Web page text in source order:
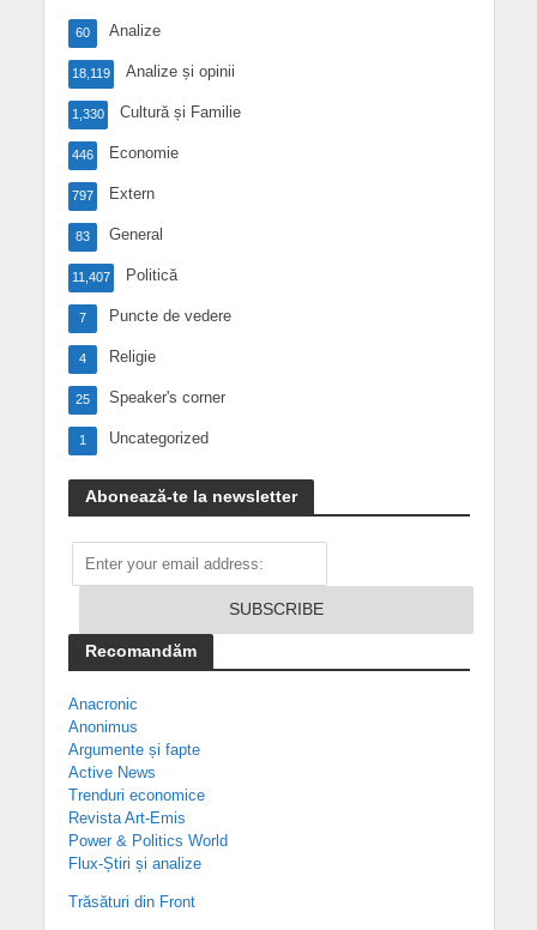
Analize
60
Analize și opinii
18,119
Cultură și Familie
1,330
Economie
446
Extern
797
General
83
Politică
11,407
Puncte de vedere
7
Religie
4
Speaker's corner
25
Uncategorized
1
Abonează-te la newsletter
Recomandăm
Anacronic
Anonimus
Argumente și fapte
Active News
Trenduri economice
Revista Art-Emis
Power & Politics World
Flux-Știri și analize
Trăsături din Front